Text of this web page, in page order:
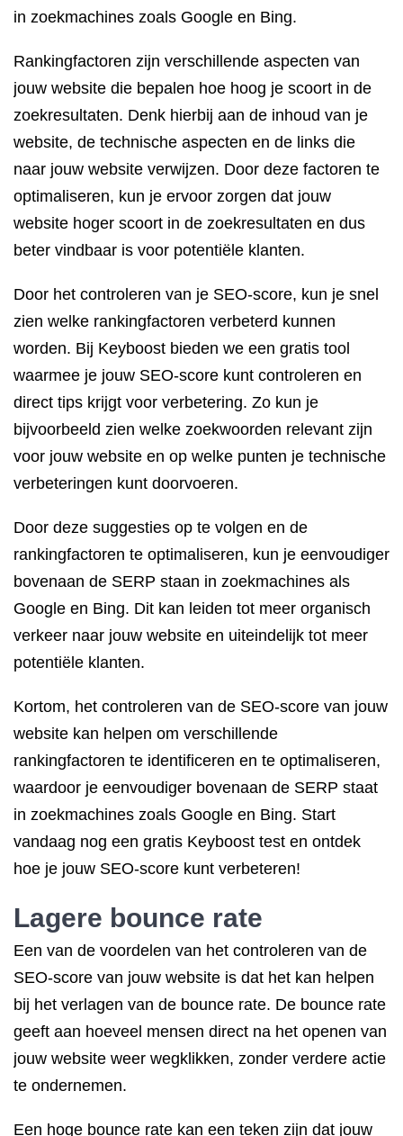
in zoekmachines zoals Google en Bing.
Rankingfactoren zijn verschillende aspecten van
jouw website die bepalen hoe hoog je scoort in de
zoekresultaten. Denk hierbij aan de inhoud van je
website, de technische aspecten en de links die
naar jouw website verwijzen. Door deze factoren te
optimaliseren, kun je ervoor zorgen dat jouw
website hoger scoort in de zoekresultaten en dus
beter vindbaar is voor potentiële klanten.
Door het controleren van je SEO-score, kun je snel
zien welke rankingfactoren verbeterd kunnen
worden. Bij Keyboost bieden we een gratis tool
waarmee je jouw SEO-score kunt controleren en
direct tips krijgt voor verbetering. Zo kun je
bijvoorbeeld zien welke zoekwoorden relevant zijn
voor jouw website en op welke punten je technische
verbeteringen kunt doorvoeren.
Door deze suggesties op te volgen en de
rankingfactoren te optimaliseren, kun je eenvoudiger
bovenaan de SERP staan in zoekmachines als
Google en Bing. Dit kan leiden tot meer organisch
verkeer naar jouw website en uiteindelijk tot meer
potentiële klanten.
Kortom, het controleren van de SEO-score van jouw
website kan helpen om verschillende
rankingfactoren te identificeren en te optimaliseren,
waardoor je eenvoudiger bovenaan de SERP staat
in zoekmachines zoals Google en Bing. Start
vandaag nog een gratis Keyboost test en ontdek
hoe je jouw SEO-score kunt verbeteren!
Lagere bounce rate
Een van de voordelen van het controleren van de
SEO-score van jouw website is dat het kan helpen
bij het verlagen van de bounce rate. De bounce rate
geeft aan hoeveel mensen direct na het openen van
jouw website weer wegklikken, zonder verdere actie
te ondernemen.
Een hoge bounce rate kan een teken zijn dat jouw